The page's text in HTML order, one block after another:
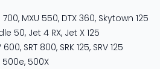
700, MXU 550, DTX 360, Skytown 125
50, Jet 4 RX, Jet X 125
600, SRT 800, SRK 125, SRV 125
500e, 500X